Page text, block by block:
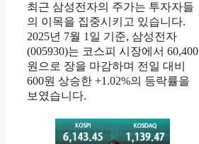
최근 삼성전자의 주가는 투자자들
의 이목을 집중시키고 있습니다.
2025년 7월 1일 기준, 삼성전자
(005930)는 코스피 시장에서 60,400
원으로 장을 마감하며 전일 대비
600원 상승한 +1.02%의 등락률을
보였습니다.